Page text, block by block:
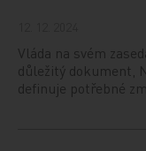
Vláda na svém
důležitý dokument,
definuje potřebné